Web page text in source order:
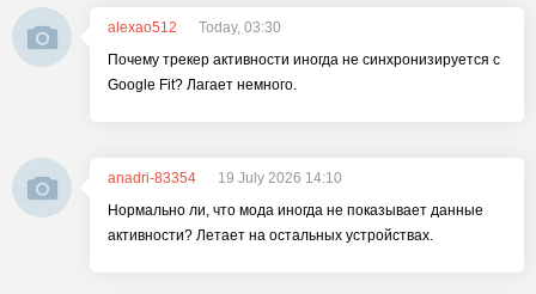
alexao512
Today, 03:30
Почему трекер активности иногда не синхронизируется с
Google Fit? Лагает немного.
anadri-83354
19 July 2026 14:10
Нормально ли, что мода иногда не показывает данные
активности? Летает на остальных устройствах.